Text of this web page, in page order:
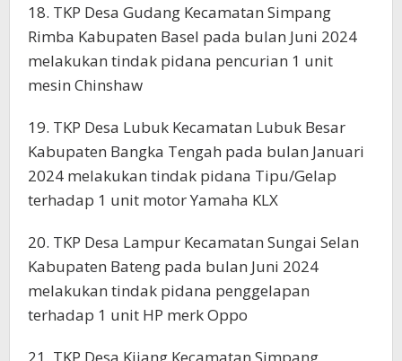
18. TKP Desa Gudang Kecamatan Simpang
Rimba Kabupaten Basel pada bulan Juni 2024
melakukan tindak pidana pencurian 1 unit
mesin Chinshaw
19. TKP Desa Lubuk Kecamatan Lubuk Besar
Kabupaten Bangka Tengah pada bulan Januari
2024 melakukan tindak pidana Tipu/Gelap
terhadap 1 unit motor Yamaha KLX
20. TKP Desa Lampur Kecamatan Sungai Selan
Kabupaten Bateng pada bulan Juni 2024
melakukan tindak pidana penggelapan
terhadap 1 unit HP merk Oppo
21. TKP Desa Kijang Kecamatan Simpang